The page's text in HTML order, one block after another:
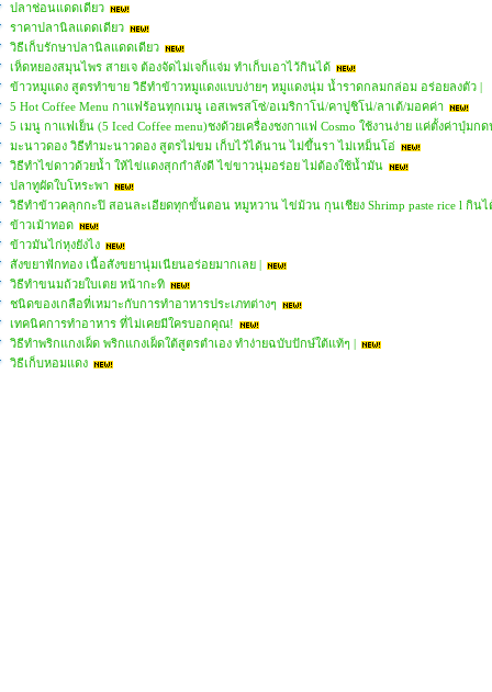
ปลาช่อนแดดเดียว
ราคาปลานิลแดดเดียว
วิธีเก็บรักษาปลานิลแดดเดียว
เห็ดหยองสมุนไพร สายเจ ต้องจัดไม่เจก็แจ่ม ทำเก็บเอาไว้กินได้
ข้าวหมูแดง สูตรทำขาย วิธีทำข้าวหมูแดงแบบง่ายๆ หมูแดงนุ่ม น้ำราดกลมกล่อม อร่อยลงตัว |
5 Hot Coffee Menu กาแฟร้อนทุกเมนู เอสเพรสโซ่/อเมริกาโน่/คาปูชิโน่/ลาเต้/มอคค่า
5 เมนู กาแฟเย็น (5 Iced Coffee menu)ชงด้วยเครื่องชงกาแฟ Cosmo ใช้งานง่าย แค่ตั้งค่าปุ่มก
มะนาวดอง วิธีทํามะนาวดอง สูตรไม่ขม เก็บไว้ได้นาน ไม่ขึ้นรา ไม่เหม็นโอ่
วิธีทำไข่ดาวด้วยน้ำ ให้ไข่แดงสุกกำลังดี ไข่ขาวนุ่มอร่อย ไม่ต้องใช้น้ำมัน
ปลาทูผัดใบโหระพา
วิธีทำข้าวคลุกกะปิ สอนละเอียดทุกขั้นตอน หมูหวาน ไข่ม้วน กุนเชียง Shrimp paste rice l กินไ
ข้าวเม้าทอด
ข้าวมันไก่หุงยังไง
สังขยาฟักทอง เนื้อสังขยานุ่มเนียนอร่อยมากเลย |
วิธีทำขนมถ้วยใบเตย หน้ากะทิ
ชนิดของเกลือที่เหมาะกับการทำอาหารประเภทต่างๆ
เทคนิคการทำอาหาร ที่ไม่เคยมีใครบอกคุณ!
วิธีทำพริกแกงเผ็ด พริกแกงเผ็ดใต้สูตรตำเอง ทำง่ายฉบับปักษ์ใต้แท้ๆ |
วิธีเก็บหอมแดง